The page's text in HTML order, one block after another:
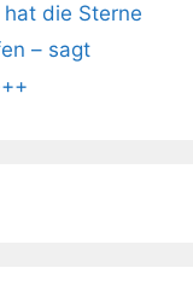
die Sterne
– sagt